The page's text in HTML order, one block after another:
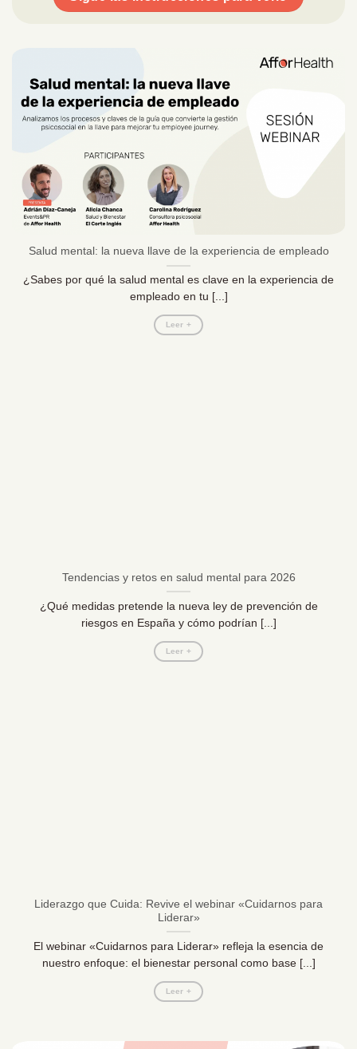
Salud mental: la nueva llave de la experiencia de empleado
¿Sabes por qué la salud mental es clave en la experiencia de
empleado en tu [...]
Leer +
Tendencias y retos en salud mental para 2026
¿Qué medidas pretende la nueva ley de prevención de
riesgos en España y cómo podrían [...]
Leer +
Liderazgo que Cuida: Revive el webinar «Cuidarnos para
Liderar»
El webinar «Cuidarnos para Liderar» refleja la esencia de
nuestro enfoque: el bienestar personal como base [...]
Leer +